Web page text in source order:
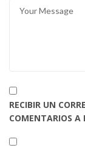
RECIBIR UN
COMENTARIOS A